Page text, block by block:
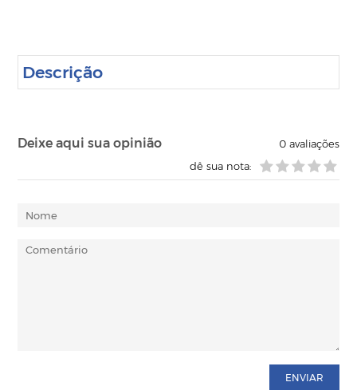
Descrição
Deixe aqui sua opinião 0avaliações
dê sua nota:
ENVIAR